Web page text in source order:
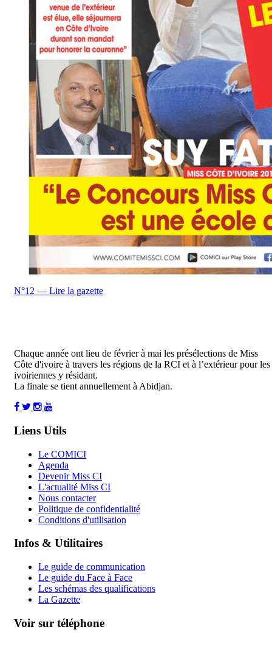
N°12 — Lire la gazette
Chaque année ont lieu de février à mai les présélections de Miss
Côte d'ivoire à travers les régions de la RCI et à l’extérieur pour les
ivoiriennes y résidant.
La finale se tient annuellement à Abidjan.
Liens Utils
Le COMICI
Agenda
Devenir Miss CI
L'actualité Miss CI
Nous contacter
Politique de confidentialité
Conditions d'utilisation
Infos & Utilitaires
Le guide de communication
Le guide du Face à Face
Les schémas des qualifications
La Gazette
Voir sur téléphone